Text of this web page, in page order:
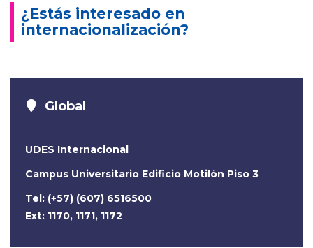
¿Estás interesado en
internacionalización?
Global
UDES Internacional
Campus Universitario Edificio Motilón Piso 3
Tel: (+57) (607) 6516500
Ext: 1170, 1171, 1172